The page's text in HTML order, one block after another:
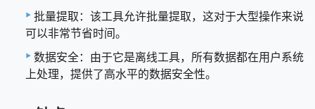
批量提取：该工具允许批量提取，这对于大型操作来说
可以非常节省时间。
数据安全：由于它是离线工具，所有数据都在用户系统
上处理，提供了高水平的数据安全性。